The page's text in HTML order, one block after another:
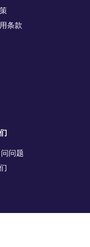
条款
问题